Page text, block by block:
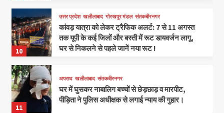
10
उत्तर प्रदेश खलीलाबाद गोरखपुर मंडल संतकबीरनगर
कांवड़ यात्रा को लेकर ट्रैफिक अलर्ट: 7 से 11 अगस्त
तक यूपी के कई जिलों और बस्ती में रूट डायवर्जन लागू,
घर से निकलने से पहले जानें नया रूट !
11
अपराध खलीलाबाद संतकबीरनगर
घर में घुसकर नाबालिग बच्चों से छेड़छाड़ व मारपीट,
पीड़िता ने पुलिस अधीक्षक से लगाई न्याय की गुहार।